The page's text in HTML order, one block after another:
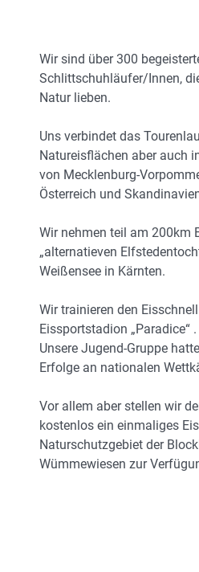
Wir sind über 300
Schlittschuhläufer/Innen,
Natur lieben.
Uns verbindet das
Natureisflächen aber auch
von Mecklenburg-
Österreich und
Wir nehmen teil am 200km
„alternatieven
Weißensee in Kärnten.
Wir trainieren den
Eissportstadion „Paradice“ .
Unsere Jugend-Gruppe
Erfolge an nationalen
Vor allem aber stellen wir
kostenlos ein einmaliges
Naturschutzgebiet der
Wümmewiesen zur